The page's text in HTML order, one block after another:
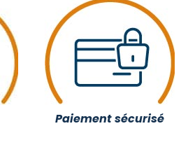
Paiement sécurisé